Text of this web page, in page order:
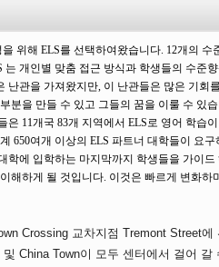
위해 ELS를 선택하여왔습니다. 12개의 수
개인별 맞춤 접근 방식과 학생들의 수준
난관을 가져왔지만, 이 난관들은 많은 기회
분을 만들 수 있고 그들의 꿈을 이룰 수 있
11개국 83개 지역에서 ELS로 영어 학습
650여개 이상의 ELS 파트너 대학들이 요
학에 입학하는 마지막까지 학생들을 가이
해하게 될 것입니다. 이것은 빠르게 변화하
Crossing 교차지점 Tremont Street
China Town이 모두 센터에서 걸어